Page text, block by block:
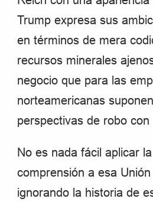
Trump expresa sus
en términos de mera
recursos minerales
negocio que para las
norteamericanas
perspectivas de robo
No es nada fácil aplicar
comprensión a esa
ignorando la historia de